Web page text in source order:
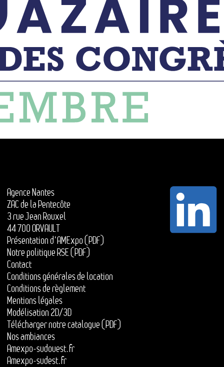
Agence Nantes
ZAC de la Pentecôte
3 rue Jean Rouxel
44 700 ORVAULT
Présentation d'AMExpo (PDF)
Notre politique RSE (PDF)
Contact
Conditions générales de location
Conditions de règlement
Mentions légales
Modélisation 2D/3D
Télécharger notre catalogue (PDF)
Nos ambiances
Amexpo-sudouest.fr
Amexpo-sudest.fr